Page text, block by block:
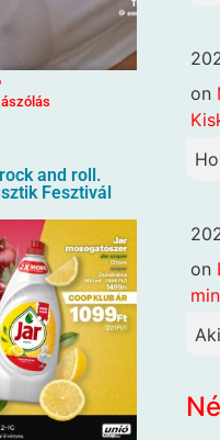
and roll.
Fesztivál
on
on